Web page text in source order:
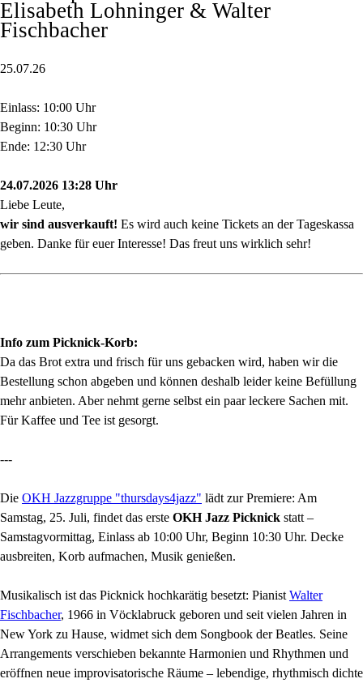
Elisabeth Lohninger & Walter
Fischbacher
25.07.26
Einlass: 10:00 Uhr
Beginn: 10:30 Uhr
Ende: 12:30 Uhr
24.07.2026 13:28 Uhr
Liebe Leute,
wir sind ausverkauft! Es wird auch keine Tickets an der Tageskassa
geben. Danke für euer Interesse! Das freut uns wirklich sehr!
Info zum Picknick-Korb:
Da das Brot extra und frisch für uns gebacken wird, haben wir die
Bestellung schon abgeben und können deshalb leider keine Befüllung
mehr anbieten. Aber nehmt gerne selbst ein paar leckere Sachen mit.
Für Kaffee und Tee ist gesorgt.
---
Die OKH Jazzgruppe "thursdays4jazz" lädt zur Premiere: Am
Samstag, 25. Juli, findet das erste OKH Jazz Picknick statt –
Samstagvormittag, Einlass ab 10:00 Uhr, Beginn 10:30 Uhr. Decke
ausbreiten, Korb aufmachen, Musik genießen.
Musikalisch ist das Picknick hochkarätig besetzt: Pianist Walter
Fischbacher, 1966 in Vöcklabruck geboren und seit vielen Jahren in
New York zu Hause, widmet sich dem Songbook der Beatles. Seine
Arrangements verschieben bekannte Harmonien und Rhythmen und
eröffnen neue improvisatorische Räume – lebendige, rhythmisch dichte